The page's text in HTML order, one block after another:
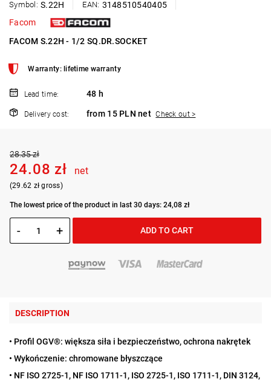
Symbol: S.22H EAN: 3148510540405
Facom
FACOM S.22H - 1/2 SQ.DR.SOCKET
Warranty: lifetime warranty
Lead time: 48 h
Delivery cost: from 15 PLN net Check out >
28.35 zł
24.08 zł net
(29.62 zł gross)
The lowest price of the product in last 30 days: 24,08 zł
- + ADD TO CART
DESCRIPTION
• Profil OGV®: większa siła i bezpieczeństwo, ochrona nakrętek
• Wykończenie: chromowane błyszczące
• NF ISO 2725-1, NF ISO 1711-1, ISO 2725-1, ISO 1711-1, DIN 3124,